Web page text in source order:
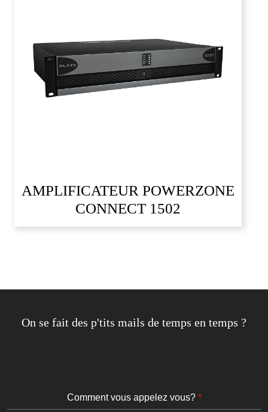
AMPLIFICATEUR POWERZONE
CONNECT 1502
On se fait des p'tits mails de temps en temps ?
Comment vous appelez vous? *